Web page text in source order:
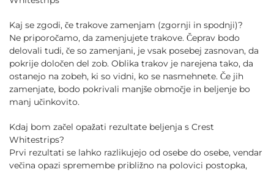
Kaj se zgodi, če trakove zamenjam (zgornji in spodnji)?
Ne priporočamo, da zamenjujete trakove. Čeprav bodo
delovali tudi, če so zamenjani, je vsak posebej zasnovan, da
pokrije določen del zob. Oblika trakov je narejena tako, da
ostanejo na zobeh, ki so vidni, ko se nasmehnete. Če jih
zamenjate, bodo pokrivali manjše območje in beljenje bo
manj učinkovito.
Kdaj bom začel opažati rezultate beljenja s Crest
Whitestrips?
Prvi rezultati se lahko razlikujejo od osebe do osebe, vendar
večina opazi spremembe približno na polovici postopka,